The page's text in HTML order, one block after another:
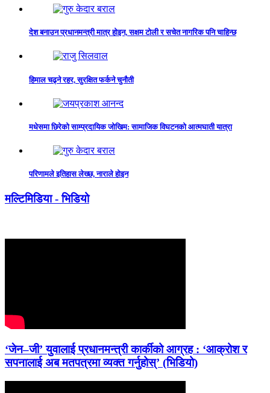
देश बनाउन प्रधानमन्त्री मात्र होइन, सक्षम टोली र सचेत नागरिक पनि चाहिन्छ
हिमाल चढ्ने रहर, सुरक्षित फर्कने चुनौती
मधेसमा छिरेको साम्प्रदायिक जोखिम: सामाजिक विघटनको आत्मघाती यात्रा
परिणामले इतिहास लेख्छ, नाराले होइन
मल्टिमिडिया - भिडियो
‘जेन–जी’ युवालाई प्रधानमन्त्री कार्कीको आग्रह : ‘आक्रोश र
सपनालाई अब मतपत्रमा व्यक्त गर्नुहोस्’ (भिडियो)